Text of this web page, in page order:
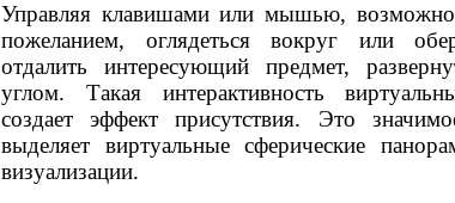
Управляя клавишами или мышью,
пожеланием, оглядеться вокруг или
отдалить интересующий предмет,
углом. Такая интерактивность
создает эффект присутствия. Это
выделяет виртуальные сферические
визуализации.